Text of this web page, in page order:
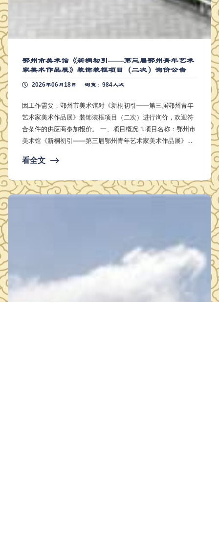
鄂州市美术馆《新桐初引——第三届鄂州青年艺术
家美术作品展》装饰装框项目（二次）询价公告
2026年06月18日 浏览：984人次
因工作需要，鄂州市美术馆对《新桐初引——第三届鄂州青年
艺术家美术作品展》装饰装框项目（二次）进行询价，欢迎符
合条件的供应商参加报价。 一、项目概况 1.项目名称：鄂州市
美术馆《新桐初引——第三届鄂州青年艺术家美术作品展》装
件 3.预算金额：2.590万 4.最高限价：2.590万 3.完工时间：
购人签订合同） 二、供应商资格要求 1.具备《政府采购法》第
看全文 ⟶